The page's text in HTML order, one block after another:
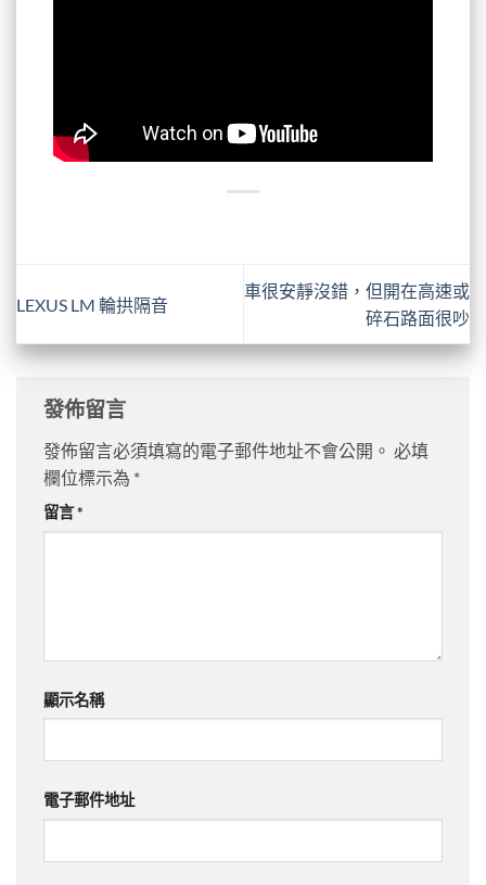
LEXUS LM 輪拱隔音
車很安靜沒錯，但開在高速或
碎石路面很吵
發佈留言
發佈留言必須填寫的電子郵件地址不會公開。 必填
欄位標示為 *
留言*
顯示名稱
電子郵件地址